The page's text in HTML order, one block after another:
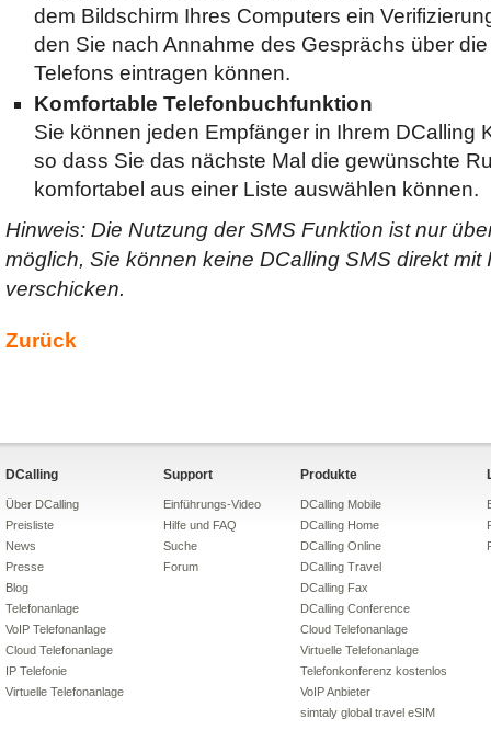
dem Bildschirm Ihres Computers ein
den Sie nach Annahme des Gesprächs über
Telefons eintragen können.
Komfortable Telefonbuchfunktion
Sie können jeden Empfänger in Ihrem DCalling
so dass Sie das nächste Mal die gewünschte
komfortabel aus einer Liste auswählen können.
Hinweis: Die Nutzung der SMS Funktion ist nur
möglich, Sie können keine DCalling SMS direkt mit
verschicken.
Zurück
DCalling
Über DCalling
Preisliste
News
Presse
Blog
Telefonanlage
VoIP Telefonanlage
Cloud Telefonanlage
IP Telefonie
Virtuelle Telefonanlage
Support
Einführungs-Video
Hilfe und FAQ
Suche
Forum
Produkte
DCalling Mobile
DCalling Home
DCalling Online
DCalling Travel
DCalling Fax
DCalling Conference
Cloud Telefonanlage
Virtuelle Telefonanlage
Telefonkonferenz kostenlos
VoIP Anbieter
simtaly global travel eSIM